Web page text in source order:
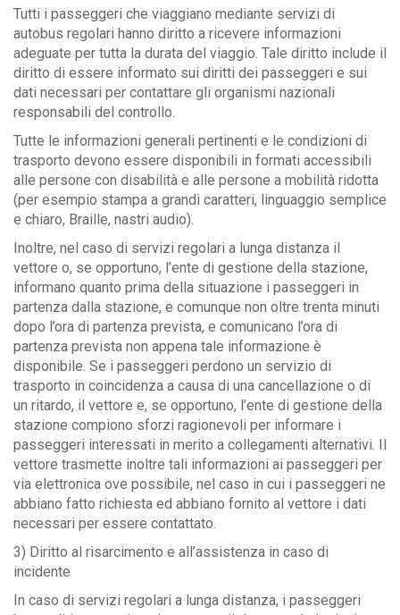
Tutti i passeggeri che viaggiano mediante servizi di
autobus regolari hanno diritto a ricevere informazioni
adeguate per tutta la durata del viaggio. Tale diritto include il
diritto di essere informato sui diritti dei passeggeri e sui
dati necessari per contattare gli organismi nazionali
responsabili del controllo.
Tutte le informazioni generali pertinenti e le condizioni di
trasporto devono essere disponibili in formati accessibili
alle persone con disabilità e alle persone a mobilità ridotta
(per esempio stampa a grandi caratteri, linguaggio semplice
e chiaro, Braille, nastri audio).
Inoltre, nel caso di servizi regolari a lunga distanza il
vettore o, se opportuno, l’ente di gestione della stazione,
informano quanto prima della situazione i passeggeri in
partenza dalla stazione, e comunque non oltre trenta minuti
dopo l’ora di partenza prevista, e comunicano l’ora di
partenza prevista non appena tale informazione è
disponibile. Se i passeggeri perdono un servizio di
trasporto in coincidenza a causa di una cancellazione o di
un ritardo, il vettore e, se opportuno, l’ente di gestione della
stazione compiono sforzi ragionevoli per informare i
passeggeri interessati in merito a collegamenti alternativi. Il
vettore trasmette inoltre tali informazioni ai passeggeri per
via elettronica ove possibile, nel caso in cui i passeggeri ne
abbiano fatto richiesta ed abbiano fornito al vettore i dati
necessari per essere contattato.
3) Diritto al risarcimento e all’assistenza in caso di
incidente
In caso di servizi regolari a lunga distanza, i passeggeri